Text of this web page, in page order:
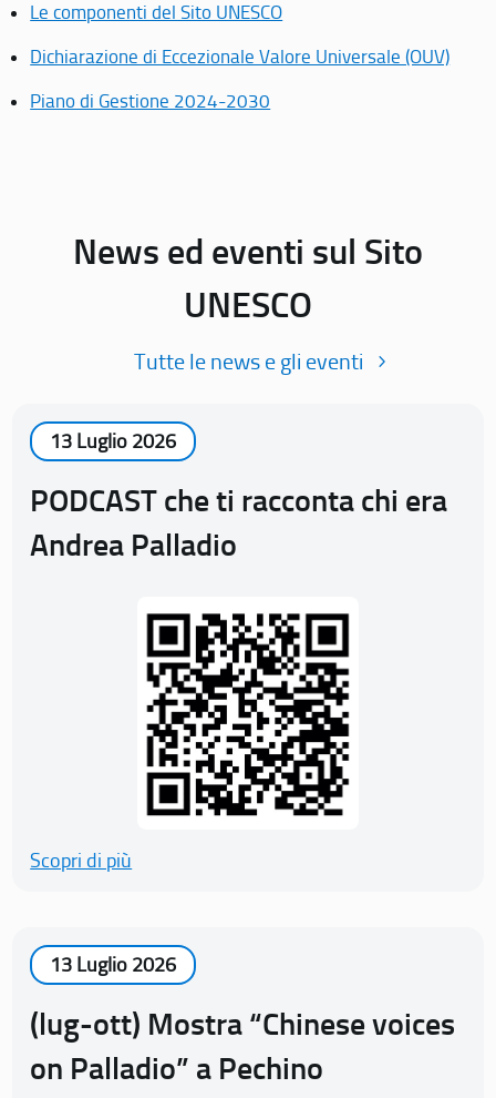
Le componenti del Sito UNESCO
Dichiarazione di Eccezionale Valore Universale (OUV)
Piano di Gestione 2024-2030
News ed eventi sul Sito
UNESCO
Tutte le news e gli eventi
13 Luglio 2026
PODCAST che ti racconta chi era
Andrea Palladio
Scopri di più
13 Luglio 2026
(lug-ott) Mostra “Chinese voices
on Palladio” a Pechino